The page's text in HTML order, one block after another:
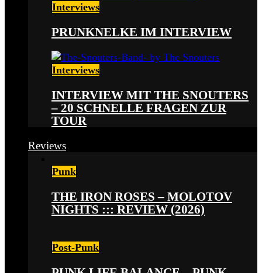
Interviews
PRUNKNELKE IM INTERVIEW
Interviews
INTERVIEW MIT THE SNOUTERS
– 20 SCHNELLE FRAGEN ZUR
TOUR
Reviews
Punk
THE IRON ROSES – MOLOTOV
NIGHTS ::: REVIEW (2026)
Post-Punk